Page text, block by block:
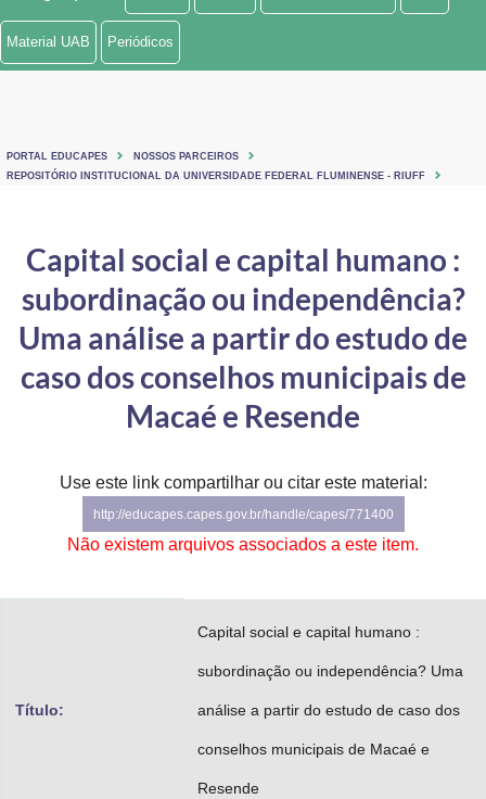
Ministério de Minas e Energia
Ministério do Turismo
Controladoria-Geral da União
Ministério da Mulher, da Família e dos Direitos Humanos
Advocacia-Geral da União
Banco Central do Brasil
Planalto
Material UAB Periódicos
PORTAL EDUCAPES
NOSSOS PARCEIROS
REPOSITÓRIO INSTITUCIONAL DA UNIVERSIDADE FEDERAL FLUMINENSE - RIUFF
Capital social e capital humano :
subordinação ou independência?
Uma análise a partir do estudo de
caso dos conselhos municipais de
Macaé e Resende
Use este link compartilhar ou citar este material:
http://educapes.capes.gov.br/handle/capes/771400
Não existem arquivos associados a este item.
Título:
Capital social e capital humano :
subordinação ou independência? Uma
análise a partir do estudo de caso dos
conselhos municipais de Macaé e
Resende